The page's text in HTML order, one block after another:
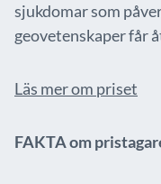
sjukdomar som
geovetenskaper får
Läs mer om priset
FAKTA om